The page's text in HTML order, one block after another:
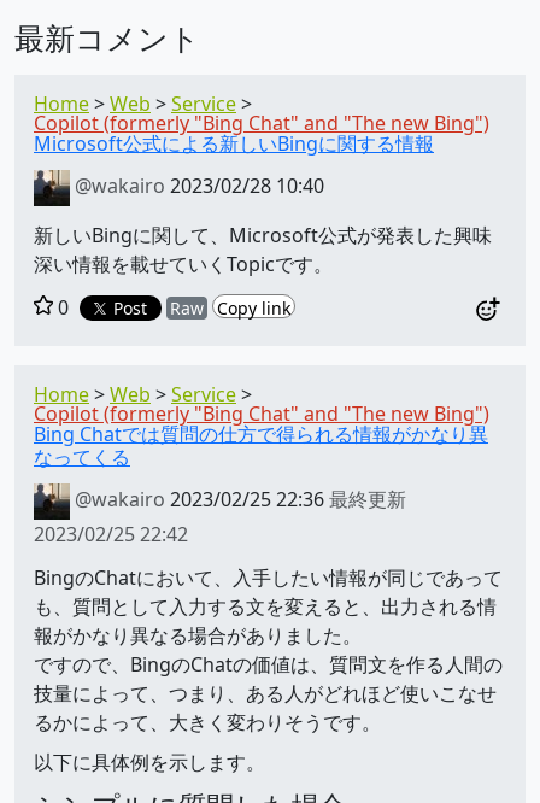
最新コメント
Home Web Service
Copilot (formerly "Bing Chat" and "The new Bing")
Microsoft公式による新しいBingに関する情報
@wakairo 2023/02/28 10:40
新しいBingに関して、Microsoft公式が発表した興味
深い情報を載せていくTopicです。
0
Post Raw Copy link
Home Web Service
Copilot (formerly "Bing Chat" and "The new Bing")
Bing Chatでは質問の仕方で得られる情報がかなり異
なってくる
@wakairo 2023/02/25 22:36最終更新
2023/02/25 22:42
BingのChatにおいて、入手したい情報が同じであって
も、質問として入力する文を変えると、出力される情
報がかなり異なる場合がありました。
ですので、BingのChatの価値は、質問文を作る人間の
技量によって、つまり、ある人がどれほど使いこなせ
るかによって、大きく変わりそうです。
以下に具体例を示します。